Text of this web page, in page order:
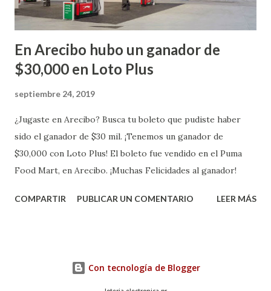
En Arecibo hubo un ganador de
$30,000 en Loto Plus
septiembre 24, 2019
¿Jugaste en Arecibo? Busca tu boleto que pudiste haber
sido el ganador de $30 mil. ¡Tenemos un ganador de
$30,000 con Loto Plus! El boleto fue vendido en el Puma
Food Mart, en Arecibo. ¡Muchas Felicidades al ganador!
COMPARTIR PUBLICAR UN COMENTARIO LEER MÁS
Con tecnología de Blogger